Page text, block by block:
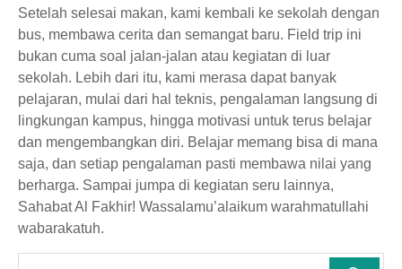
Setelah selesai makan, kami kembali ke sekolah dengan
bus, membawa cerita dan semangat baru. Field trip ini
bukan cuma soal jalan-jalan atau kegiatan di luar
sekolah. Lebih dari itu, kami merasa dapat banyak
pelajaran, mulai dari hal teknis, pengalaman langsung di
lingkungan kampus, hingga motivasi untuk terus belajar
dan mengembangkan diri. Belajar memang bisa di mana
saja, dan setiap pengalaman pasti membawa nilai yang
berharga. Sampai jumpa di kegiatan seru lainnya,
Sahabat Al Fakhir! Wassalamu’alaikum warahmatullahi
wabarakatuh.